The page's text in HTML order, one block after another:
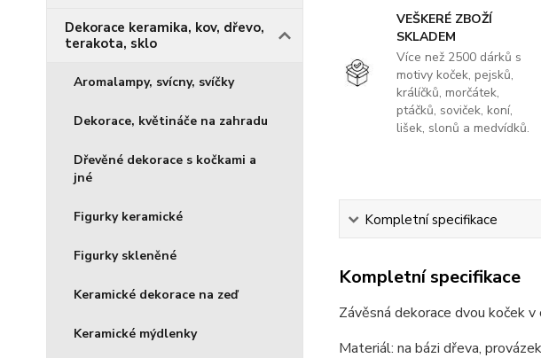
Dekorace keramika, kov, dřevo,
terakota, sklo
Aromalampy, svícny, svíčky
Dekorace, květináče na zahradu
Dřevěné dekorace s kočkami a
jné
Figurky keramické
Figurky skleněné
Keramické dekorace na zeď
Keramické mýdlenky
VEŠKERÉ ZBOŽÍ
SKLADEM
Více než 2500 dárků s
motivy koček, pejsků,
králíčků, morčátek,
ptáčků, soviček, koní,
lišek, slonů a medvídků.
Kompletní specifikace
Kompletní specifikace
Závěsná dekorace dvou koček
Materiál: na bázi dřeva,